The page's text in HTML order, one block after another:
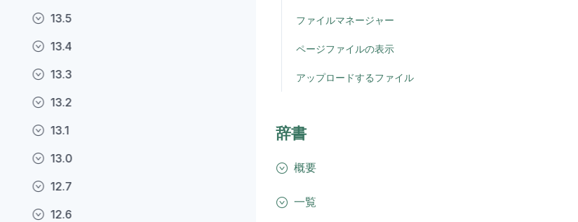
13.5
13.4
13.3
13.2
13.1
13.0
12.7
12.6
ファイルマネージャー
ページファイルの表示
アップロードするファイル
辞書
概要
一覧